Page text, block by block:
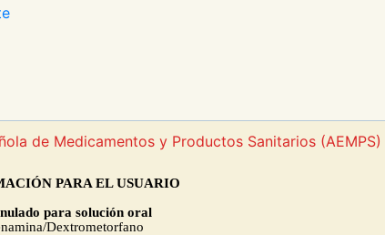
de Medicamentos y Productos Sanitarios (AEMPS)
PARA EL USUARIO
para solución oral
Dextrometorfano